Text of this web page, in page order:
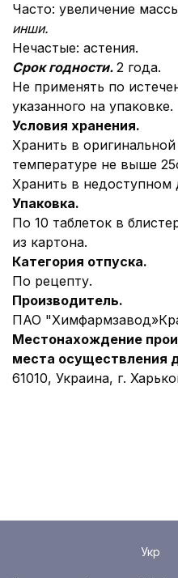
Часто: увеличение
инши.
Нечастые: астения.
Срок годности. 2 года.
Не применять по
указанного на упаковке.
Условия хранения.
Хранить в
температуре не выше
Хранить в недоступном
Упаковка.
По 10 таблеток в
из картона.
Категория отпуска.
По рецепту.
Производитель.
ПАО
Местонахождение
места осуществления
61010, Украина, г.
Укр